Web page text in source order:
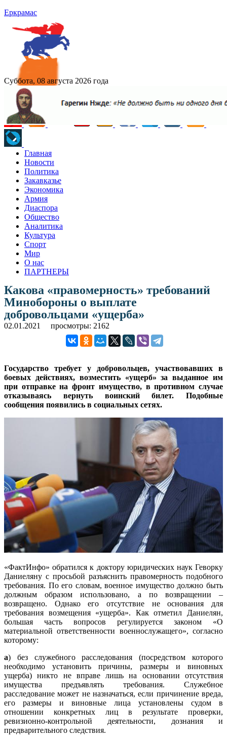
Еркрамас
Суббота, 08 августа 2026 года
Главная
Новости
Политика
Закавказье
Экономика
Армия
Диаспора
Общество
Аналитика
Культура
Спорт
Мир
О нас
ПАРТНЕРЫ
Какова «правомерность» требований
Минобороны о выплате
добровольцами «ущерба»
02.01.2021 просмотры: 2162
Государство требует у добровольцев, участвовавших в
боевых действиях, возместить «ущерб» за выданное им
при отправке на фронт имущество, в противном случае
отказываясь вернуть воинский билет. Подобные
сообщения появились в социальных сетях.
«ФактИнфо» обратился к доктору юридических наук Геворку
Даниеляну с просьбой разъяснить правомерность подобного
требования. По его словам, военное имущество должно быть
должным образом использовано, а по возвращении –
возвращено. Однако его отсутствие не основания для
требования возмещения «ущерба». Как отметил Даниелян,
большая часть вопросов регулируется законом «О
материальной ответственности военнослужащего», согласно
которому:
а) без служебного расследования (посредством которого
необходимо установить причины, размеры и виновных
ущерба) никто не вправе лишь на основании отсутствия
имущества предъявлять требования. Служебное
расследование может не назначаться, если причинение вреда,
его размеры и виновные лица установлены судом в
отношении конкретных лиц в результате проверки,
ревизионно-контрольной деятельности, дознания и
предварительного следствия.